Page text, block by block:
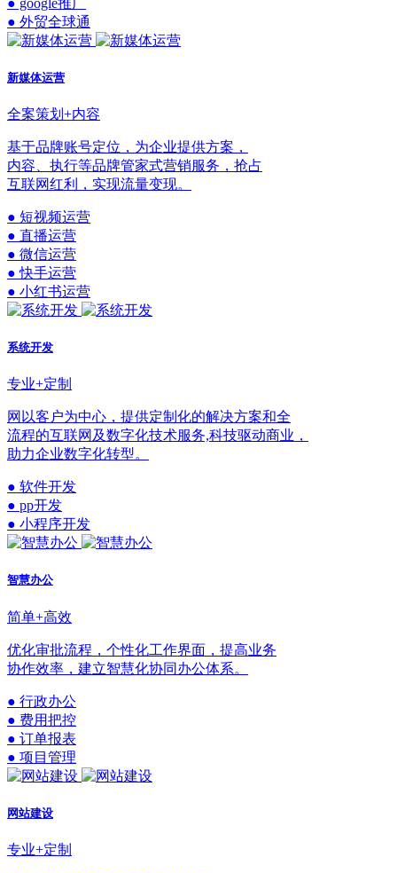
● 外贸全球通
新媒体运营
全案策划+内容
基于品牌账号定位，为企业提供方案，
内容、执行等品牌管家式营销服务，抢占
互联网红利，实现流量变现。
● 短视频运营
● 直播运营
● 微信运营
● 快手运营
● 小红书运营
系统开发
专业+定制
网以客户为中心，提供定制化的解决方案和全
流程的互联网及数字化技术服务,科技驱动商业，
助力企业数字化转型。
● 软件开发
● pp开发
● 小程序开发
智慧办公
简单+高效
优化审批流程，个性化工作界面，提高业务
协作效率，建立智慧化协同办公体系。
● 行政办公
● 费用把控
● 订单报表
● 项目管理
网站建设
专业+定制